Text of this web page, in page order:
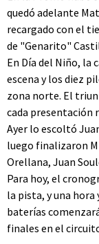
quedó adelante
recargado con el
de "Genarito"
En Día del Niño, la
escena y los diez
zona norte. El
cada presentación
Ayer lo escoltó
luego finalizaron
Orellana, Juan
Para hoy, el
la pista, y una hora
baterías
finales en el